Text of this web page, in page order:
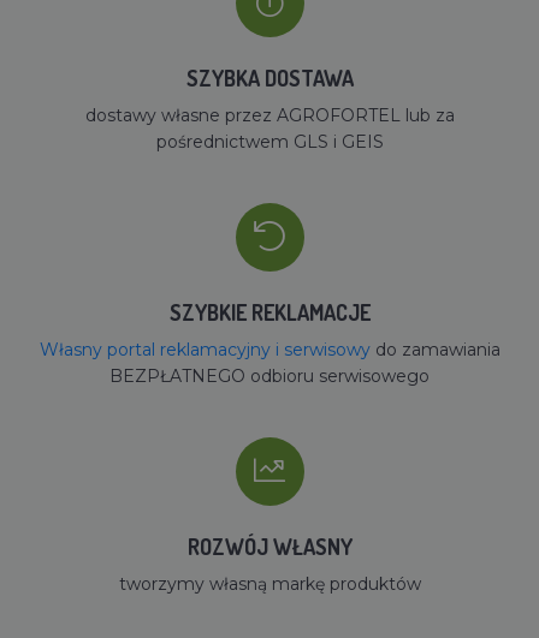
SZYBKA DOSTAWA
dostawy własne przez AGROFORTEL lub za
pośrednictwem GLS i GEIS
SZYBKIE REKLAMACJE
Własny portal reklamacyjny i serwisowydo zamawiania
BEZPŁATNEGO odbioru serwisowego
ROZWÓJ WŁASNY
tworzymy własną markę produktów